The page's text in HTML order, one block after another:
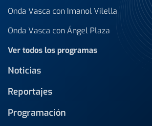
Onda Vasca con Imanol Vilella
Onda Vasca con Ángel Plaza
Ver todos los programas
Noticias
Reportajes
Programación